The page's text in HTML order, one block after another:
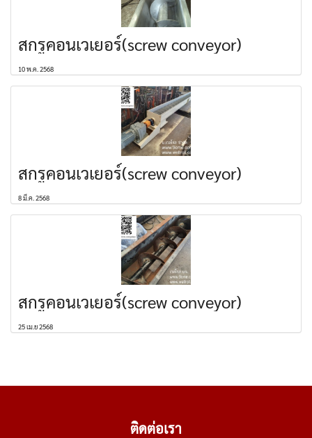
สกรูคอนเวเยอร์(screw conveyor)
10 พ.ค. 2568
สกรูคอนเวเยอร์(screw conveyor)
8 มี.ค. 2568
สกรูคอนเวเยอร์(screw conveyor)
25 เม.ย 2568
ติดต่อเรา